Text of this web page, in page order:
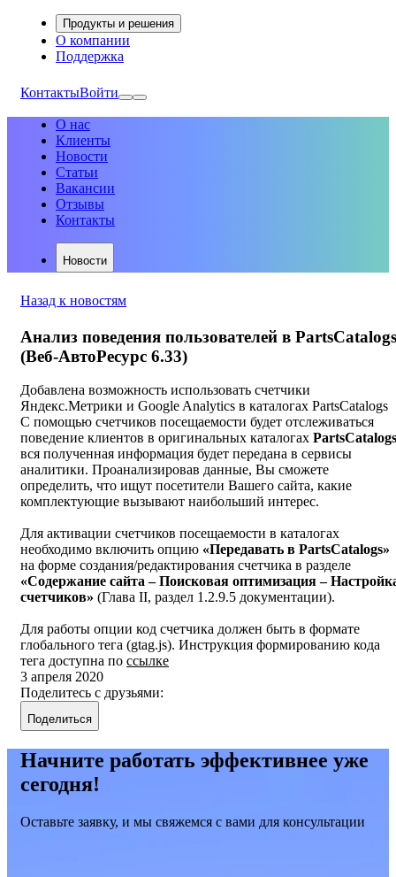
Продукты и решения
О компании
Поддержка
КонтактыВойти
О нас
Клиенты
Новости
Статьи
Вакансии
Отзывы
Контакты
Новости
Назад к новостям
Анализ поведения пользователей в PartsCatalogs
(Веб-АвтоРесурс 6.33)
Добавлена возможность использовать счетчики
Яндекс.Метрики и Google Analytics в каталогах PartsCatalogs
С помощью счетчиков посещаемости будет отслеживаться
поведение клиентов в оригинальных каталогах PartsCatalogs
вся полученная информация будет передана в сервисы
аналитики. Проанализировав данные, Вы сможете
определить, что ищут посетители Вашего сайта, какие
комплектующие вызывают наибольший интерес.
Для активации счетчиков посещаемости в каталогах
необходимо включить опцию «Передавать в PartsCatalogs»
на форме создания/редактирования счетчика в разделе
«Содержание сайта – Поисковая оптимизация –
счетчиков» (Глава II, раздел 1.2.9.5 документации).
Для работы опции код счетчика должен быть в формате
глобального тега (gtag.js). Инструкция формированию кода
тега доступна по ссылке
3 апреля 2020
Поделитесь с друзьями:
Поделиться
Начните работать эффективнее уже
сегодня!
Оставьте заявку, и мы свяжемся с вами для консультации